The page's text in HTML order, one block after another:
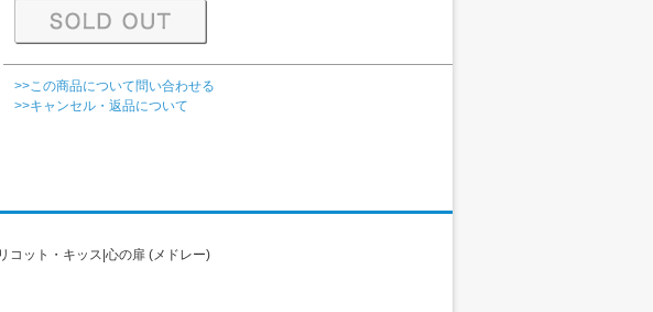
>>この商品について問い合わせる
>>キャンセル・返品について
コット・キッス|心の扉 (メドレー)